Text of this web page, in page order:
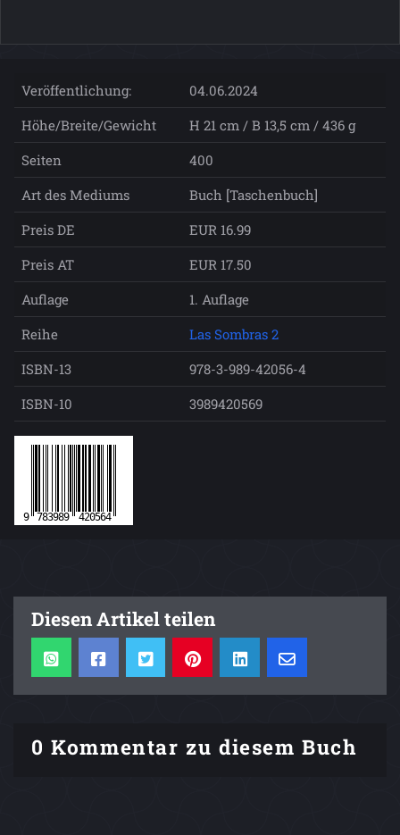
Veröffentlichung:
04.06.2024
Höhe/Breite/Gewicht
H 21 cm / B 13,5 cm / 436 g
Seiten
400
Art des Mediums
Buch [Taschenbuch]
Preis DE
EUR 16.99
Preis AT
EUR 17.50
Auflage
1. Auflage
Reihe
Las Sombras 2
ISBN-13
978-3-989-42056-4
ISBN-10
3989420569
Diesen Artikel teilen
0 Kommentar zu diesem Buch